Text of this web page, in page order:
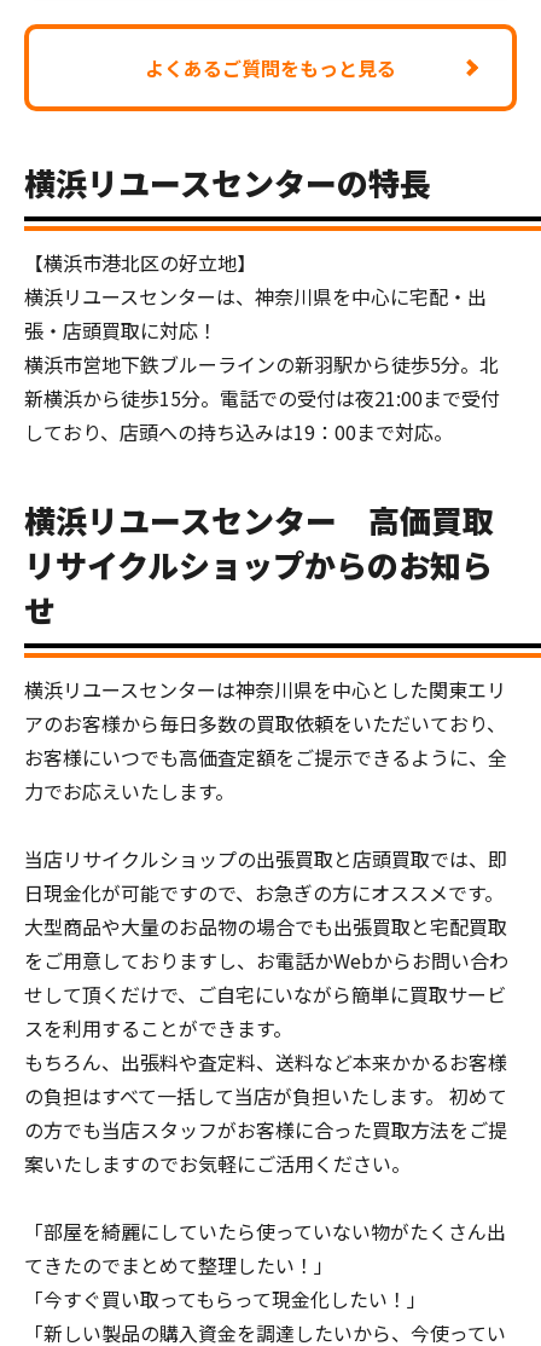
よくあるご質問をもっと見る
横浜リユースセンターの特長
【横浜市港北区の好立地】
横浜リユースセンターは、神奈川県を中心に宅配・出
張・店頭買取に対応！
横浜市営地下鉄ブルーラインの新羽駅から徒歩5分。北
新横浜から徒歩15分。電話での受付は夜21:00まで受付
しており、店頭への持ち込みは19：00まで対応。
横浜リユースセンター 高価買取
リサイクルショップからのお知ら
せ
横浜リユースセンターは神奈川県を中心とした関東エリ
アのお客様から毎日多数の買取依頼をいただいており、
お客様にいつでも高価査定額をご提示できるように、全
力でお応えいたします。
当店リサイクルショップの出張買取と店頭買取では、即
日現金化が可能ですので、お急ぎの方にオススメです。
大型商品や大量のお品物の場合でも出張買取と宅配買取
をご用意しておりますし、お電話かWebからお問い合わ
せして頂くだけで、ご自宅にいながら簡単に買取サービ
スを利用することができます。
もちろん、出張料や査定料、送料など本来かかるお客様
の負担はすべて一括して当店が負担いたします。 初めて
の方でも当店スタッフがお客様に合った買取方法をご提
案いたしますのでお気軽にご活用ください。
「部屋を綺麗にしていたら使っていない物がたくさん出
てきたのでまとめて整理したい！」
「今すぐ買い取ってもらって現金化したい！」
「新しい製品の購入資金を調達したいから、今使ってい